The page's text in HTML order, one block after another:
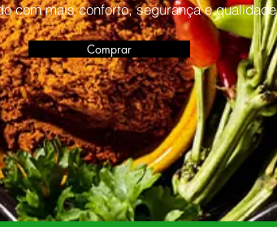
com mais conforto, segurança e qualidade
Comprar